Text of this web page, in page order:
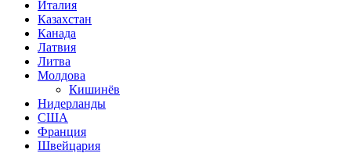
Италия
Казахстан
Канада
Латвия
Литва
Молдова
Кишинёв
Нидерланды
США
Франция
Швейцария